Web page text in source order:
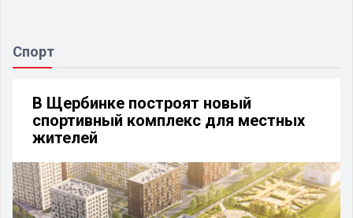
Спорт
В Щербинке построят новый
спортивный комплекс для местных
жителей